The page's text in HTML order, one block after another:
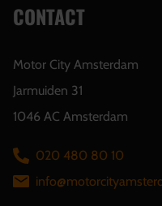
CONTACT
Motor City Amsterdam
Jarmuiden 31
1046 AC Amsterdam
020 480 80 10